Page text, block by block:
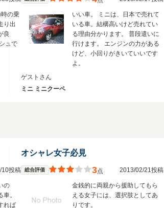
の乗
り出
良
ュで
いい車。 ミニは、日本で売れて
いる車。結構高いけど売れてい
る理由分かります。 普段遣いに
行けます。 エンジンの力がある
けど、小回りがきいていいです
よ。
ゲストさん
ミニ ミニクーペ
10投稿
の
。
れば
オシャレ女子必見
総合評価 3点 2013/02/21投稿
金銭的に両親から援助してもら
える女子には、選択肢としてあ
りです。